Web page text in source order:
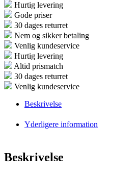
Hurtig levering
Gode priser
30 dages returret
Nem og sikker betaling
Venlig kundeservice
Hurtig levering
Altid prismatch
30 dages returret
Venlig kundeservice
Beskrivelse
Yderligere information
Beskrivelse